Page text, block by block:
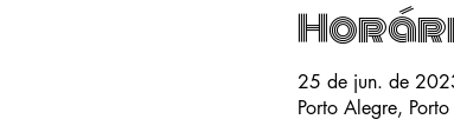
25 de jun. de
Porto Alegre,